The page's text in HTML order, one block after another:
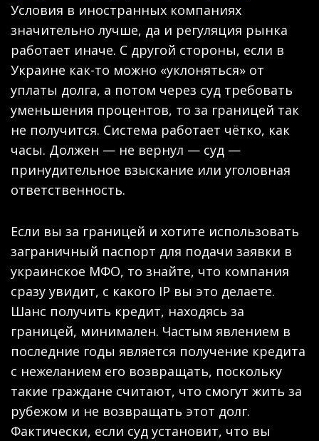
Условия в иностранных компаниях
значительно лучше, да и регуляция рынка
работает иначе. С другой стороны, если в
Украине как-то можно «уклоняться» от
уплаты долга, а потом через суд требовать
уменьшения процентов, то за границей так
не получится. Система работает чётко, как
часы. Должен — не вернул — суд —
принудительное взыскание или уголовная
ответственность.
Если вы за границей и хотите использовать
заграничный паспорт для подачи заявки в
украинское МФО, то знайте, что компания
сразу увидит, с какого IP вы это делаете.
Шанс получить кредит, находясь за
границей, минимален. Частым явлением в
последние годы является получение кредита
с нежеланием его возвращать, поскольку
такие граждане считают, что смогут жить за
рубежом и не возвращать этот долг.
Фактически, если суд установит, что вы